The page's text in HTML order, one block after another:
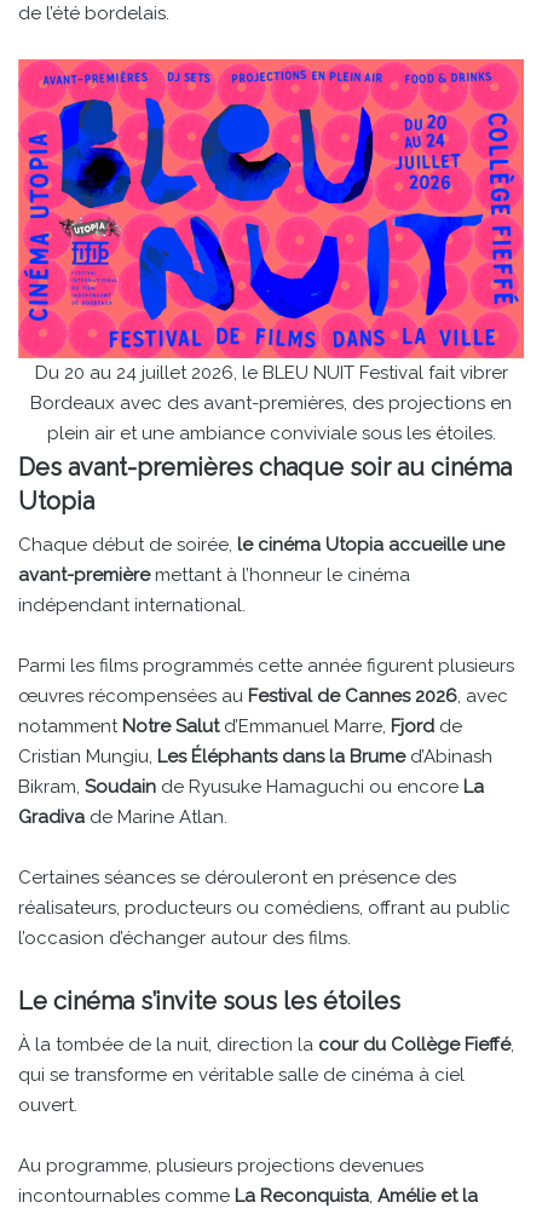
de l’été bordelais.
Du 20 au 24 juillet 2026, le BLEU NUIT Festival fait vibrer
Bordeaux avec des avant-premières, des projections en
plein air et une ambiance conviviale sous les étoiles.
Des avant-premières chaque soir au cinéma
Utopia
Chaque début de soirée, le cinéma Utopia accueille une
avant-premièremettant à l’honneur le cinéma
indépendant international.
Parmi les films programmés cette année figurent plusieurs
œuvres récompensées au Festival de Cannes 2026, avec
notamment Notre Salutd’Emmanuel Marre, Fjord de
Cristian Mungiu, Les Éléphants dans la Brumed’Abinash
Bikram, Soudain de Ryusuke Hamaguchi ou encore La
Gradiva de Marine Atlan.
Certaines séances se dérouleront en présence des
réalisateurs, producteurs ou comédiens, offrant au public
l’occasion d’échanger autour des films.
Le cinéma s’invite sous les étoiles
À la tombée de la nuit, direction la cour du Collège Fieffé,
qui se transforme en véritable salle de cinéma à ciel
ouvert.
Au programme, plusieurs projections devenues
incontournables comme La Reconquista, Amélie et la